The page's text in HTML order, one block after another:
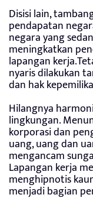
Disisi lain,
pendapatan
negara yang
meningkatkan
lapangan
nyaris dilakukan
dan hak
Hilangnya
lingkungan.
korporasi dan
uang, uang dan
mengancam
Lapangan kerja
menghipnotis
menjadi bagian